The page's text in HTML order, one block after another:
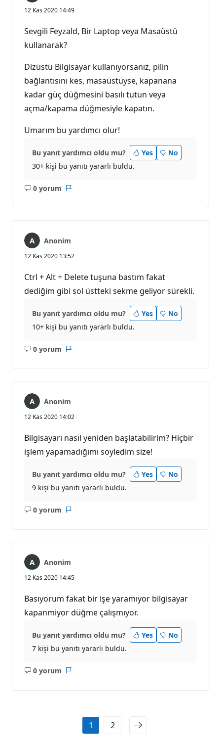
12 Kas 2020 14:49
Sevgili Feyzald, Bir Laptop veya Masaüstü
kullanarak?
Dizüstü Bilgisayar kullanıyorsanız, pilin
bağlantısını kes, masaüstüyse, kapanana
kadar güç düğmesini basılı tutun veya
açma/kapama düğmesiyle kapatın.
Umarım bu yardımcı olur!
Bu yanıt yardımcı oldu mu? Yes
No
30+ kişi bu yanıtı yararlı buldu.
0 yorum
Açıklama
Anonim
12 Kas 2020 13:52
Ctrl + Alt + Delete tuşuna bastım fakat
dediğim gibi sol üstteki sekme geliyor sürekli.
Bu yanıt yardımcı oldu mu? Yes
No
10+ kişi bu yanıtı yararlı buldu.
0 yorum
Açıklama
Anonim
12 Kas 2020 14:02
Bilgisayarı nasıl yeniden başlatabilirim? Hiçbir
işlem yapamadığımı söyledim size!
Bu yanıt yardımcı oldu mu? Yes
No
9 kişi bu yanıtı yararlı buldu.
0 yorum
Açıklama
Anonim
12 Kas 2020 14:45
Basıyorum fakat bir işe yaramıyor bilgisayar
kapanmiyor düğme çalışmıyor.
Bu yanıt yardımcı oldu mu? Yes
No
7 kişi bu yanıtı yararlı buldu.
0 yorum
Açıklama
1 2